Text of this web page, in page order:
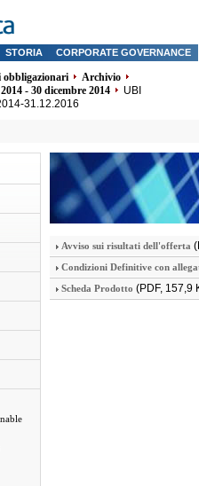
STORIA CORPORATE GOVERNANCE
obbligazionari
Archivio
- 30 dicembre 2014
UBI
31.12.2016
Avviso sui risultati dell'offerta
Condizioni Definitive con
Scheda Prodotto (PDF, 157,9